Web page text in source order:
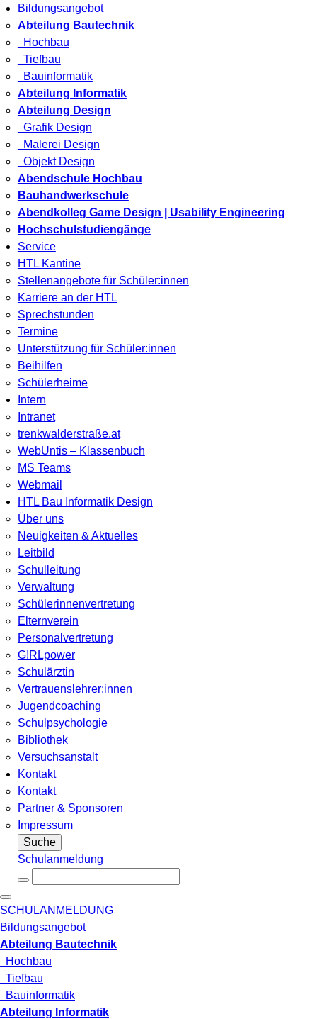
Bildungsangebot
Abteilung Bautechnik
Hochbau
Tiefbau
Bauinformatik
Abteilung Informatik
Abteilung Design
Grafik Design
Malerei Design
Objekt Design
Abendschule Hochbau
Bauhandwerkschule
Abendkolleg Game Design | Usability Engineering
Hochschulstudiengänge
Service
HTL Kantine
Stellenangebote für Schüler:innen
Karriere an der HTL
Sprechstunden
Termine
Unterstützung für Schüler:innen
Beihilfen
Schülerheime
Intern
Intranet
trenkwalderstraße.at
WebUntis – Klassenbuch
MS Teams
Webmail
HTL Bau Informatik Design
Über uns
Neuigkeiten & Aktuelles
Leitbild
Schulleitung
Verwaltung
Schülerinnenvertretung
Elternverein
Personalvertretung
G!RLpower
Schulärztin
Vertrauenslehrer:innen
Jugendcoaching
Schulpsychologie
Bibliothek
Versuchsanstalt
Kontakt
Kontakt
Partner & Sponsoren
Impressum
Suche
Schulanmeldung
SCHULANMELDUNG
Bildungsangebot
Abteilung Bautechnik
Hochbau
Tiefbau
Bauinformatik
Abteilung Informatik